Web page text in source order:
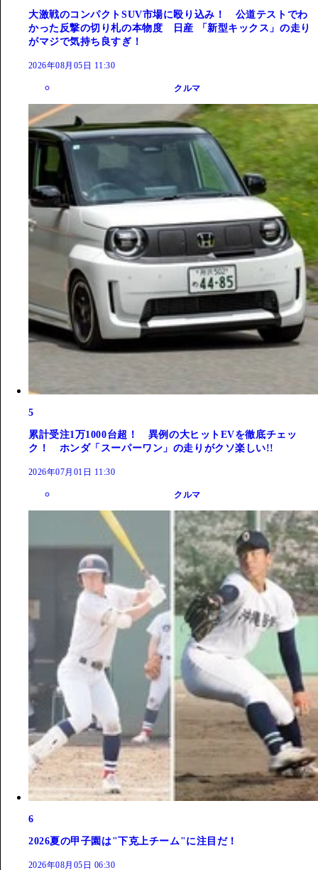
大激戦のコンパクトSUV市場に殴り込み！ 公道テストでわ
かった反撃の切り札の本物度 日産 「新型キックス」の走り
がマジで気持ち良すぎ！
2026年08月05日 11:30
クルマ
5
累計受注1万1000台超！ 異例の大ヒットEVを徹底チェッ
ク！ ホンダ「スーパーワン」の走りがクソ楽しい!!
2026年07月01日 11:30
クルマ
6
2026夏の甲子園は"下克上チーム"に注目だ！
2026年08月05日 06:30